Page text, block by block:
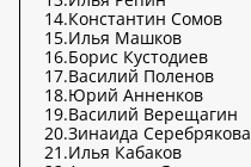
14.Константин Сомов
15.Илья Машков
16.Борис Кустодиев
17.Василий Поленов
18.Юрий Анненков
19.Василий Верещагин
20.Зинаида Серебрякова
21.Илья Кабаков